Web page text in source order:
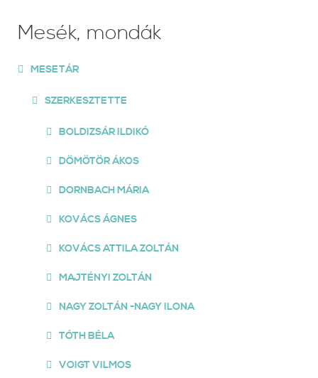
Mesék, mondák
MESETÁR
SZERKESZTETTE
BOLDIZSÁR ILDIKÓ
DÖMÖTÖR ÁKOS
DORNBACH MÁRIA
KOVÁCS ÁGNES
KOVÁCS ATTILA ZOLTÁN
MAJTÉNYI ZOLTÁN
NAGY ZOLTÁN -NAGY ILONA
TÓTH BÉLA
VOIGT VILMOS